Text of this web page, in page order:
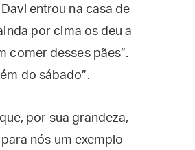
entrou na casa de
por cima os deu a
comer desses pães”.
do sábado”.
por sua grandeza,
nós um exemplo